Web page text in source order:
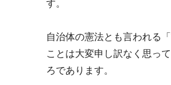
す。
自治体の憲法とも言われる
ことは大変申し訳なく思っ
ろであります。